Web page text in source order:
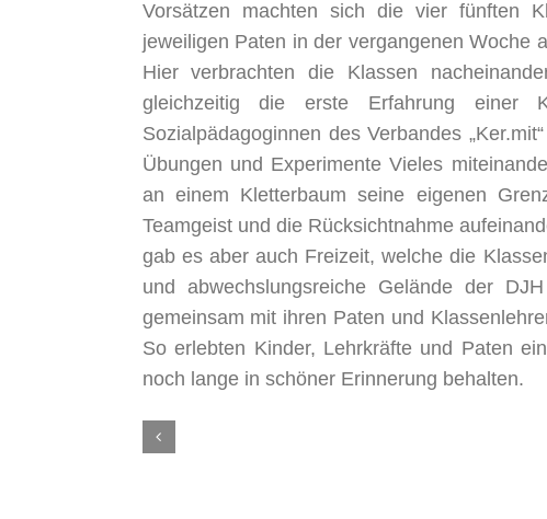
Vorsätzen machten sich die vier fünften
jeweiligen Paten in der vergangenen Woche
Hier verbrachten die Klassen
gleichzeitig die erste Erfahrung einer
Sozialpädagoginnen des Verbandes
Übungen und Experimente Vieles
an einem Kletterbaum seine eigenen
Teamgeist und die Rücksichtnahme
gab es aber auch Freizeit, welche die
und abwechslungsreiche Gelände der
gemeinsam mit ihren Paten und
So erlebten Kinder, Lehrkräfte und Paten
noch lange in schöner Erinnerung behalten.